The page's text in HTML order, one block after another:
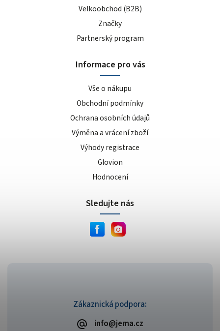
Zákaznická podpora:
info@jema.cz
Velkoobchod (B2B)
Značky
Partnerský program
Informace pro vás
Vše o nákupu
Obchodní podmínky
Ochrana osobních údajů
Výměna a vrácení zboží
Výhody registrace
Glovion
Hodnocení
Sledujte nás